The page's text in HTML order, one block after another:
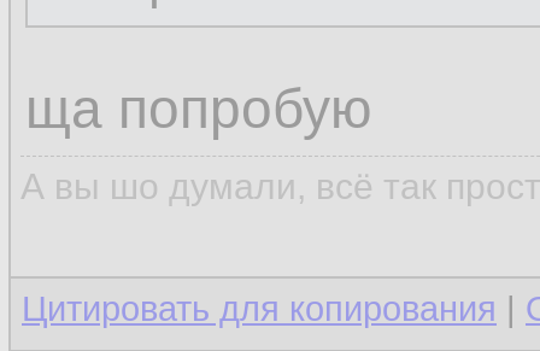
ща попробую
А вы шо думали, всё так
Цитировать для копирования |